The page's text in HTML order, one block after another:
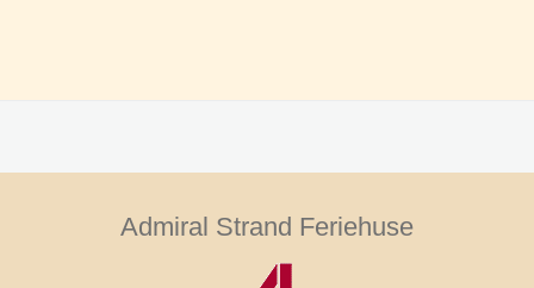
Admiral Strand Feriehuse